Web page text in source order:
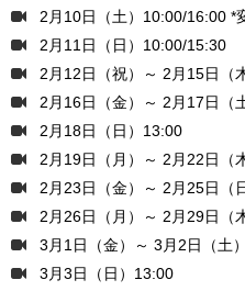
2月10日（土）10:00/16:00 *
2月11日（日）10:00/15:30
2月12日（祝）～ 2月15日（
2月16日（金）～ 2月17日（
2月18日（日）13:00
2月19日（月）～ 2月22日（
2月23日（金）～ 2月25日（
2月26日（月）～ 2月29日（
3月1日（金）～ 3月2日（土
3月3日（日）13:00